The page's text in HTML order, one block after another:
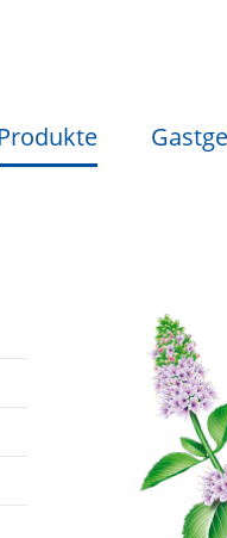
Produkte